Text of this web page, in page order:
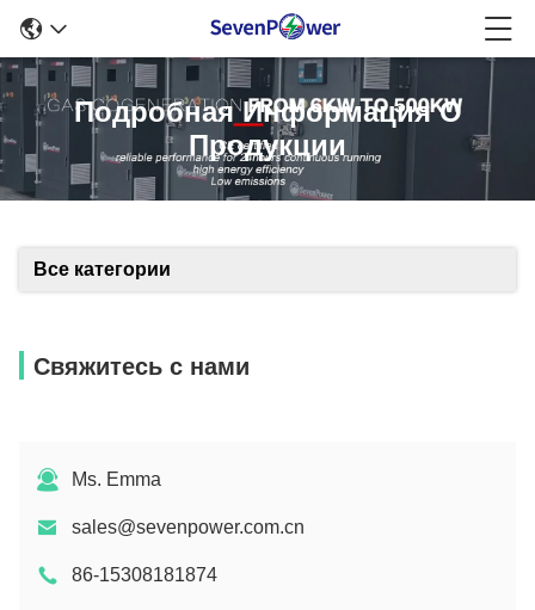
Подробная Информация О
Продукции
Все категории
Свяжитесь с нами
Ms. Emma
sales@sevenpower.com.cn
86-15308181874